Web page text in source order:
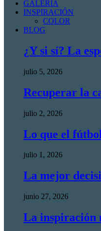
GALERÍA
INSPIRACIÓN
COLOR
BLOG
¿Y si sí? La
julio 5, 2026
Recuperar la
julio 2, 2026
Lo que el
julio 1, 2026
La mejor
junio 27, 2026
La inspiración